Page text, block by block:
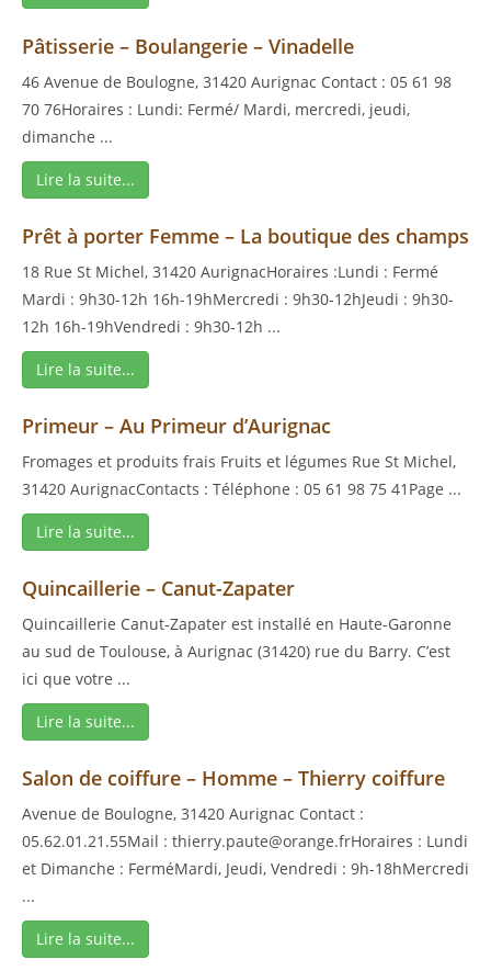
Pâtisserie – Boulangerie – Vinadelle
46 Avenue de Boulogne, 31420 Aurignac Contact : 05 61 98
70 76Horaires : Lundi: Fermé/ Mardi, mercredi, jeudi,
dimanche ...
Lire la suite...
Prêt à porter Femme – La boutique des champs
18 Rue St Michel, 31420 AurignacHoraires :Lundi : Fermé
Mardi : 9h30-12h 16h-19hMercredi : 9h30-12hJeudi : 9h30-
12h 16h-19hVendredi : 9h30-12h ...
Lire la suite...
Primeur – Au Primeur d’Aurignac
Fromages et produits frais Fruits et légumes Rue St Michel,
31420 AurignacContacts : Téléphone : 05 61 98 75 41Page ...
Lire la suite...
Quincaillerie – Canut-Zapater
Quincaillerie Canut-Zapater est installé en Haute-Garonne
au sud de Toulouse, à Aurignac (31420) rue du Barry. C’est
ici que votre ...
Lire la suite...
Salon de coiffure – Homme – Thierry coiffure
Avenue de Boulogne, 31420 Aurignac Contact :
05.62.01.21.55Mail : thierry.paute@orange.frHoraires : Lundi
et Dimanche : FerméMardi, Jeudi, Vendredi : 9h-18hMercredi
...
Lire la suite...